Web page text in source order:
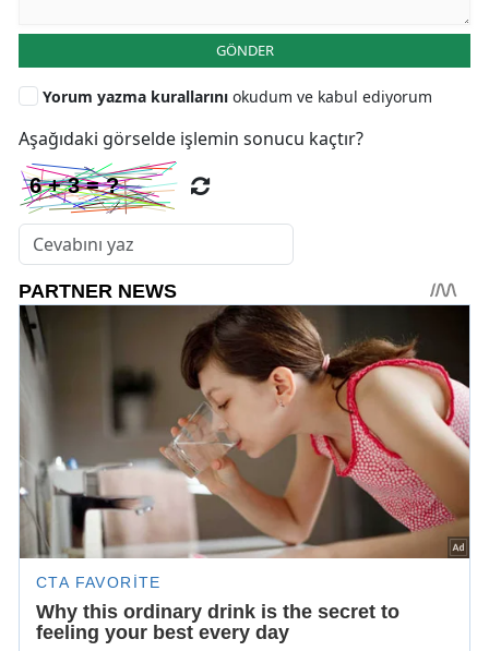
GÖNDER
Yorum yazma kurallarını okudum ve kabul ediyorum
Aşağıdaki görselde işlemin sonucu kaçtır?